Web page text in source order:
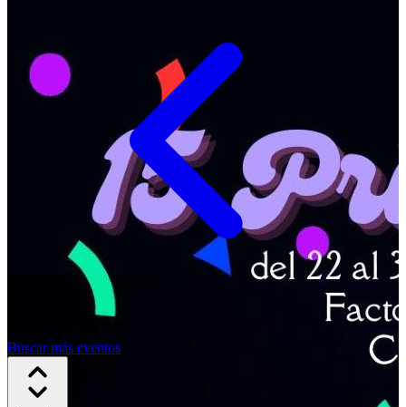
Buscar más eventos